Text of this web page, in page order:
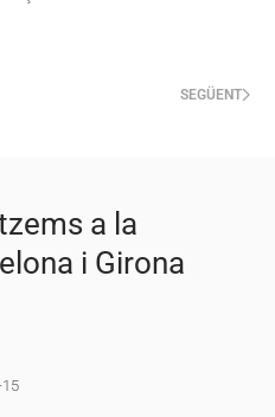
SEGÜENT
a la
i Girona